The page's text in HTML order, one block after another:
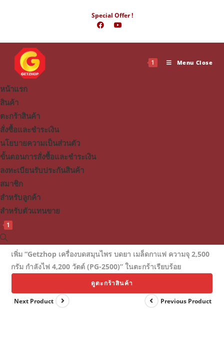
Special Offer !
1 Menu Close
หน้าแรก
สินค้า
ตะกร้าสินค้า
สั่งซื้อและชำระเงิน
นโยบายความเป็นส่วนตัว
ขั้นตอนการสั่งซื้อและชำระเงิน
ลงทะเบียนรับประกันสินค้า
สมาชิก
สำหรับลูกค้า
สำหรับตัวแทนขาย
1
Toggle
website
search
เพิ่ม “Getzhop เครื่องบดสมุนไพร บดยา เมล็ดกาแฟ ความจุ 2,500
กรัม กำลังไฟ 4,200 วัตต์ (PG-2500)” ในตะกร้าเรียบร้อย
ดูตะกร้าสินค้า
Previous Product
Next Product